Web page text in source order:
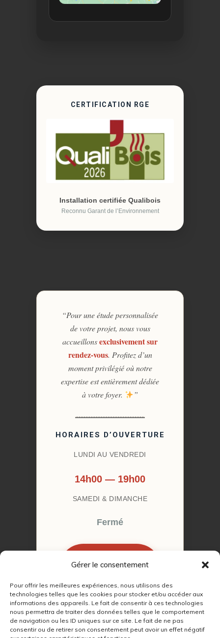
Gérer le consentement
Pour offrir les meilleures expériences, nous utilisons des
technologies telles que les cookies pour stocker et/ou accéder aux
informations des appareils. Le fait de consentir à ces technologies
nous permettra de traiter des données telles que le comportement
de navigation ou les ID uniques sur ce site. Le fait de ne pas
consentir ou de retirer son consentement peut avoir un effet négatif
CERTIFICATION RGE
Installation certifiée Qualibois
Reconnu Garant de l’Environnement
“Pour une étude personnalisée
de votre projet, nous vous
accueillonsexclusivement sur
rendez-vous. Profitez d’un
moment privilégié où notre
expertise est entièrement dédiée
à votre foyer.
”
HORAIRES D’OUVERTURE
LUNDI AU VENDREDI
14h00 — 19h00
SAMEDI & DIMANCHE
Fermé
RENDEZ-VOUS